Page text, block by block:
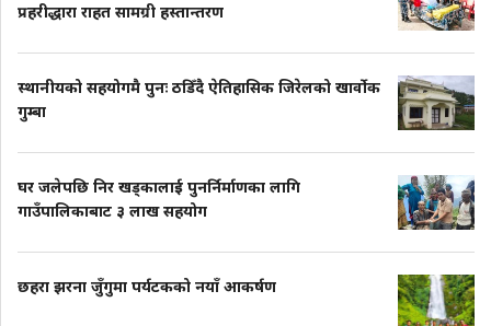
प्रहरीद्धारा राहत सामग्री हस्तान्तरण
स्थानीयको सहयोगमै पुनः ठडिँदै ऐतिहासिक जिरेलको खार्वोक
गुम्बा
घर जलेपछि निर खड्कालाई पुनर्निर्माणका लागि
गाउँपालिकाबाट ३ लाख सहयोग
छहरा झरना जुँगुमा पर्यटकको नयाँ आकर्षण